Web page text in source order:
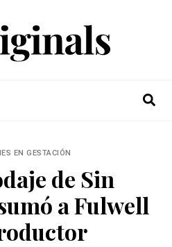
EN GESTACIÓN
de Sin
a Fulwell